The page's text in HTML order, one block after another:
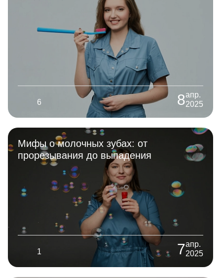
6 8апр.
2025
Мифы о молочных зубах: от
прорезывания до выпадения
1 7апр.
2025